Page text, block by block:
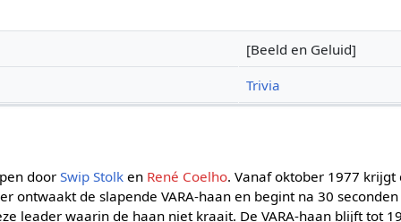
[Beeld en Geluid]
Trivia
doorSwip Stolk en René Coelho. Vanaf oktober 1977 krijgt
ontwaakt de slapende VARA-haan en begint na 30
leader waarin de haan niet kraait. De VARA-haan blijft tot